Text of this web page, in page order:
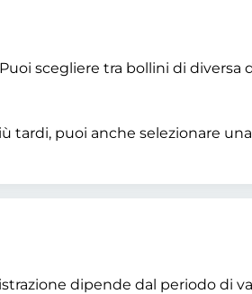
scegliere tra bollini di diversa
tardi, puoi anche selezionare
dipende dal periodo di